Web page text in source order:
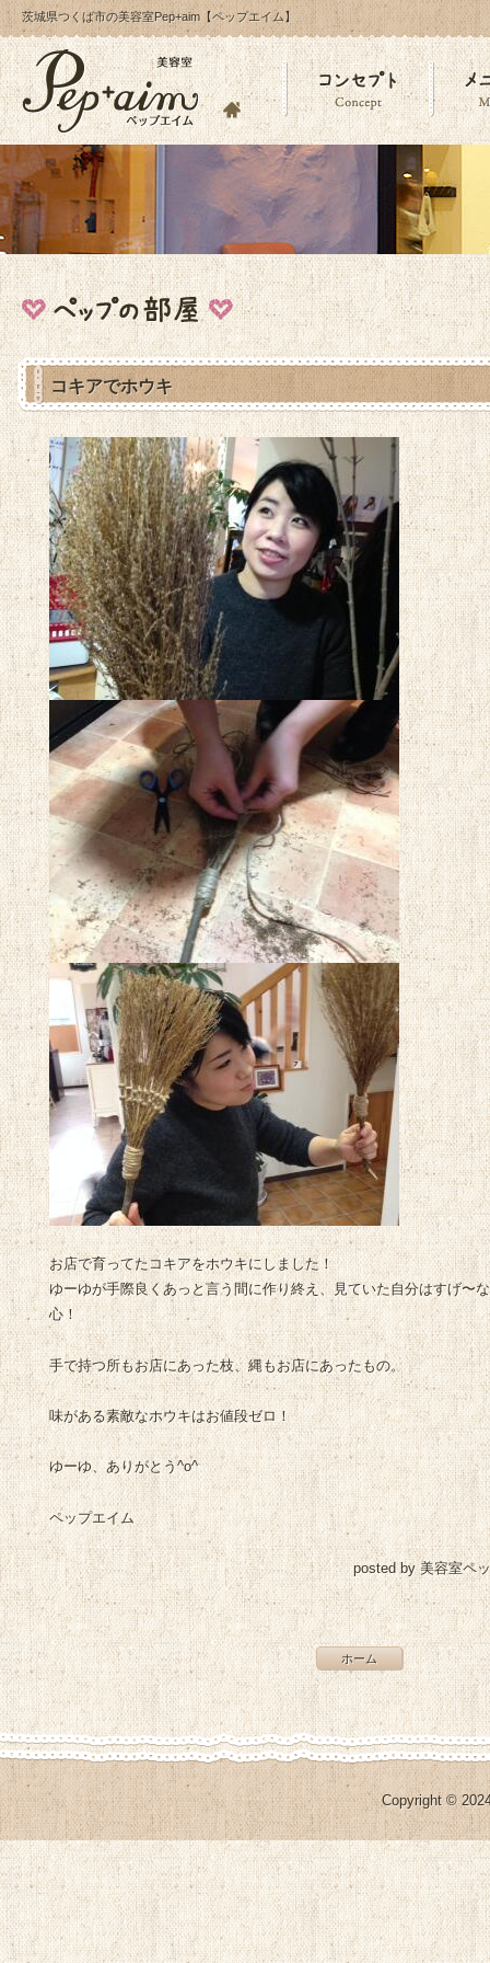
茨城県つくば市の美容室Pep+aim【ペップエイム】
コキアでホウキ
お店で育ってたコキアをホウキにしました！
ゆーゆが手際良くあっと言う間に作り終え、見ていた自分はすげ〜
心！
手で持つ所もお店にあった枝、縄もお店にあったもの。
味がある素敵なホウキはお値段ゼロ！
ゆーゆ、ありがとう^o^
ペップエイム
posted by 美容室ペ
ホーム
Copyright ©